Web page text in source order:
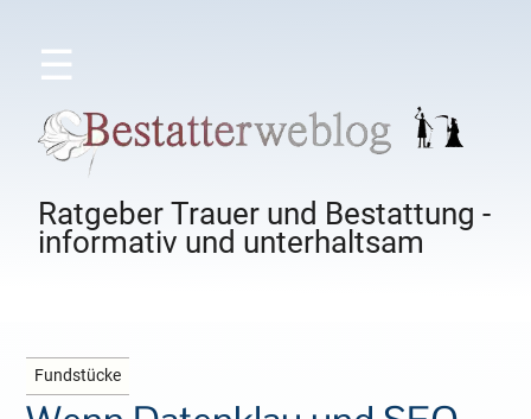
☰
Ratgeber Trauer und Bestattung -
informativ und unterhaltsam
Fundstücke